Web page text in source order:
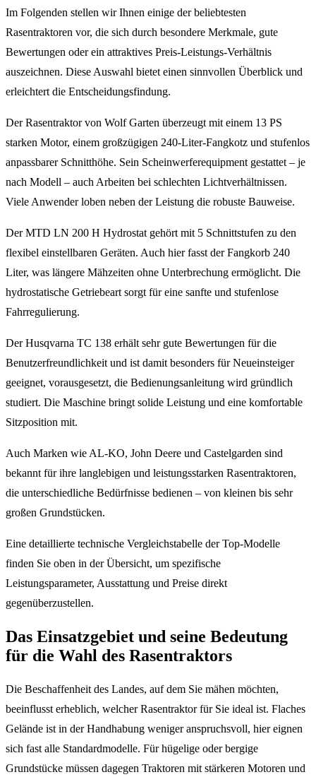
Im Folgenden stellen wir Ihnen einige der beliebtesten
Rasentraktoren vor, die sich durch besondere Merkmale, gute
Bewertungen oder ein attraktives Preis-Leistungs-Verhältnis
auszeichnen. Diese Auswahl bietet einen sinnvollen Überblick und
erleichtert die Entscheidungsfindung.
Der Rasentraktor von Wolf Garten überzeugt mit einem 13 PS
starken Motor, einem großzügigen 240-Liter-Fangkotz und stufenlos
anpassbarer Schnitthöhe. Sein Scheinwerferequipment gestattet – je
nach Modell – auch Arbeiten bei schlechten Lichtverhältnissen.
Viele Anwender loben neben der Leistung die robuste Bauweise.
Der MTD LN 200 H Hydrostat gehört mit 5 Schnittstufen zu den
flexibel einstellbaren Geräten. Auch hier fasst der Fangkorb 240
Liter, was längere Mähzeiten ohne Unterbrechung ermöglicht. Die
hydrostatische Getriebeart sorgt für eine sanfte und stufenlose
Fahrregulierung.
Der Husqvarna TC 138 erhält sehr gute Bewertungen für die
Benutzerfreundlichkeit und ist damit besonders für Neueinsteiger
geeignet, vorausgesetzt, die Bedienungsanleitung wird gründlich
studiert. Die Maschine bringt solide Leistung und eine komfortable
Sitzposition mit.
Auch Marken wie AL-KO, John Deere und Castelgarden sind
bekannt für ihre langlebigen und leistungsstarken Rasentraktoren,
die unterschiedliche Bedürfnisse bedienen – von kleinen bis sehr
großen Grundstücken.
Eine detaillierte technische Vergleichstabelle der Top-Modelle
finden Sie oben in der Übersicht, um spezifische
Leistungsparameter, Ausstattung und Preise direkt
gegenüberzustellen.
Das Einsatzgebiet und seine Bedeutung
für die Wahl des Rasentraktors
Die Beschaffenheit des Landes, auf dem Sie mähen möchten,
beeinflusst erheblich, welcher Rasentraktor für Sie ideal ist. Flaches
Gelände ist in der Handhabung weniger anspruchsvoll, hier eignen
sich fast alle Standardmodelle. Für hügelige oder bergige
Grundstücke müssen dagegen Traktoren mit stärkeren Motoren und